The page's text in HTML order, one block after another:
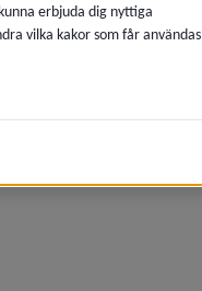
erbjuda dig nyttiga
vilka kakor som får användas